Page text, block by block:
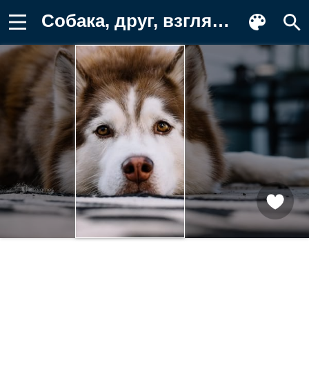
Собака, друг, взгляд Картинка